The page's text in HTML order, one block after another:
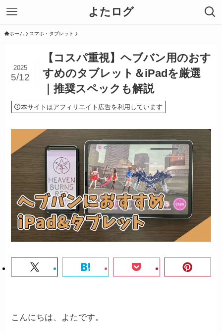
よたログ
ホーム スマホ・タブレット
【コスパ重視】ヘブバン用のおす
すめのタブレット＆iPadを厳選
｜推奨スペックも解説
2025
5/12
本サイトはアフィリエイト広告を利用しています
こんにちは、よたです。